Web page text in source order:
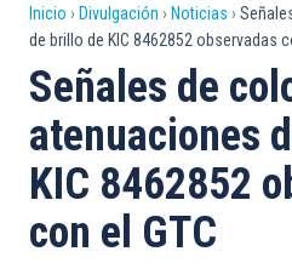
Sobrescribir
enlaces
de
ayuda
a
la
Inicio Divulgación Noticias
de brillo de KIC 8462852 observadas
Señales de
atenuaciones
KIC 8462852
con el GTC